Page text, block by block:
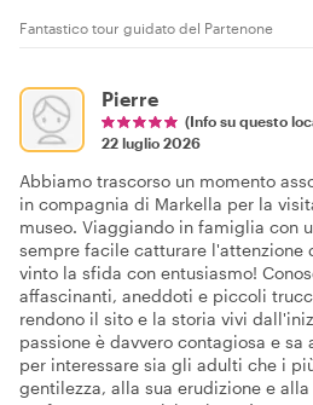
Fantastico tour guidato del Partenone
Pierre
(Info su questo
22 luglio 2026
Abbiamo trascorso un momento
in compagnia di Markella per la
museo. Viaggiando in famiglia con
sempre facile catturare l'attenzione
vinto la sfida con entusiasmo!
affascinanti, aneddoti e piccoli
rendono il sito e la storia vivi
passione è davvero contagiosa e
per interessare sia gli adulti che i
gentilezza, alla sua erudizione e